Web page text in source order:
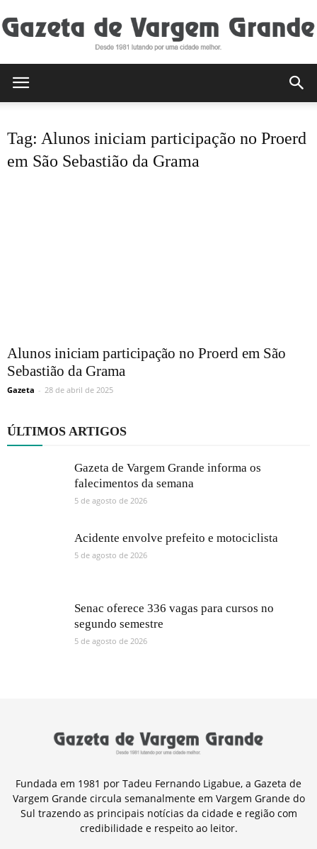
Tag: Alunos iniciam participação no Proerd
em São Sebastião da Grama
Alunos iniciam participação no Proerd em São
Sebastião da Grama
Gazeta - 28 de abril de 2025
ÚLTIMOS ARTIGOS
Gazeta de Vargem Grande informa os
falecimentos da semana
5 de agosto de 2026
Acidente envolve prefeito e motociclista
5 de agosto de 2026
Senac oferece 336 vagas para cursos no
segundo semestre
5 de agosto de 2026
Fundada em 1981 por Tadeu Fernando Ligabue, a Gazeta de
Vargem Grande circula semanalmente em Vargem Grande do
Sul trazendo as principais notícias da cidade e região com
credibilidade e respeito ao leitor.